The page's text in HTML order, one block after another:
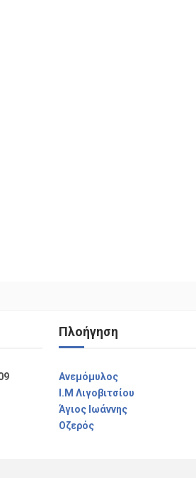
Πλοήγηση
Aνεμόμυλος
I.M Λιγοβιτσίου
Άγιος Ιωάννης
Οζερός